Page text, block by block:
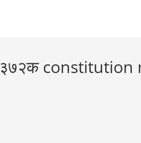
constitution